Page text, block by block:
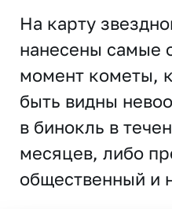
На карту
нанесены самые
момент кометы,
быть видны
в бинокль в
месяцев, либо
общественный и